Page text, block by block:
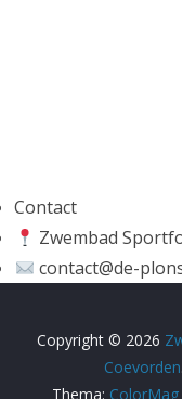
Contact
Zwembad
contact@de-
Copyright © 2026
Coevorden
Thema: ColorMag